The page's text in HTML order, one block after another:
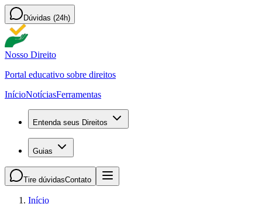
Dúvidas (24h)
Nosso Direito
Portal educativo sobre direitos
InícioNotíciasFerramentas
Entenda seus Direitos
Guias
Tire dúvidasContato
Início